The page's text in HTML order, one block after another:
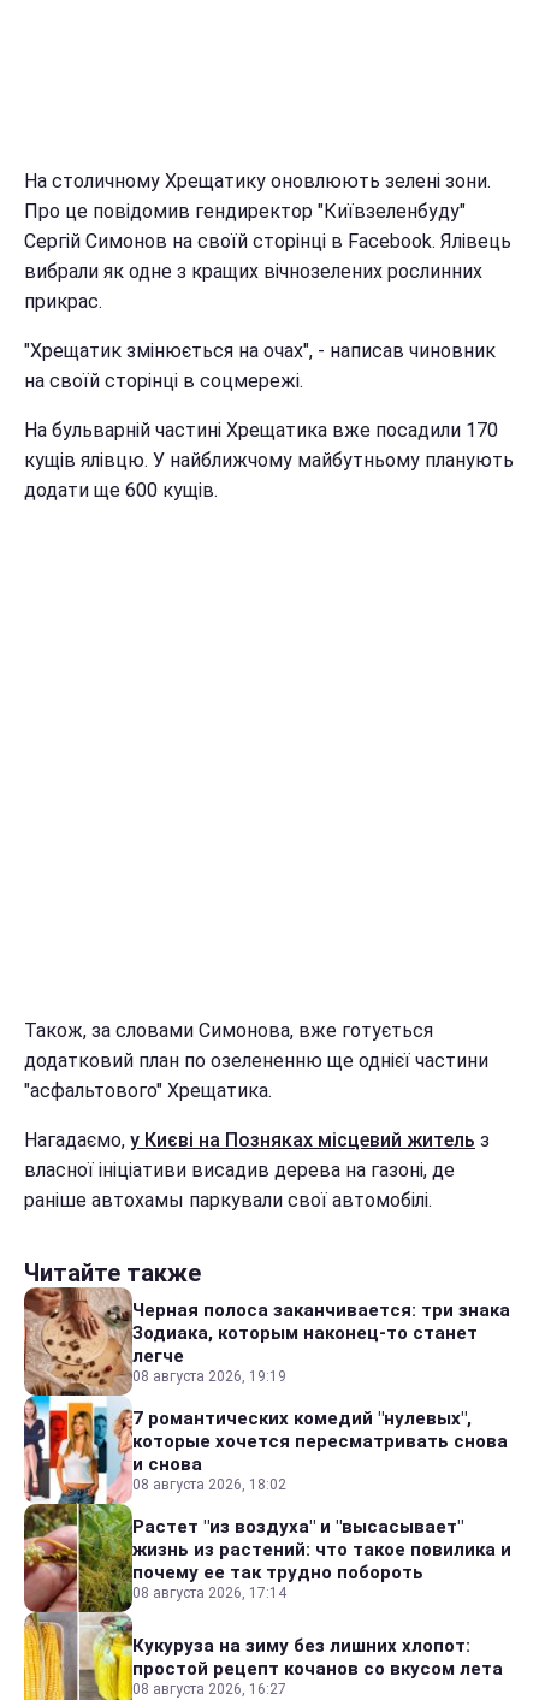
На столичному Хрещатику оновлюють зелені зони.
Про це повідомив гендиректор "Київзеленбуду"
Сергій Симонов на своїй сторінці в Facebook. Ялівець
вибрали як одне з кращих вічнозелених рослинних
прикрас.
"Хрещатик змінюється на очах", - написав чиновник
на своїй сторінці в соцмережі.
На бульварній частині Хрещатика вже посадили 170
кущів ялівцю. У найближчому майбутньому планують
додати ще 600 кущів.
Також, за словами Симонова, вже готується
додатковий план по озелененню ще однієї частини
"асфальтового" Хрещатика.
Нагадаємо, у Києві на Позняках місцевий житель з
власної ініціативи висадив дерева на газоні, де
раніше автохамы паркували свої автомобілі.
Читайте также
Черная полоса заканчивается: три знака
Зодиака, которым наконец-то станет
легче
08 августа 2026, 19:19
7 романтических комедий "нулевых",
которые хочется пересматривать снова
и снова
08 августа 2026, 18:02
Растет "из воздуха" и "высасывает"
жизнь из растений: что такое повилика и
почему ее так трудно побороть
08 августа 2026, 17:14
Кукуруза на зиму без лишних хлопот:
простой рецепт кочанов со вкусом лета
08 августа 2026, 16:27